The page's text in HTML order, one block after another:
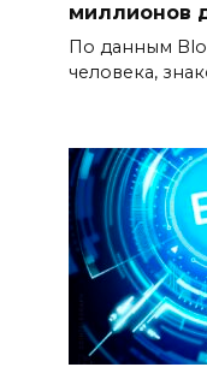
миллионов
По данным
человека,